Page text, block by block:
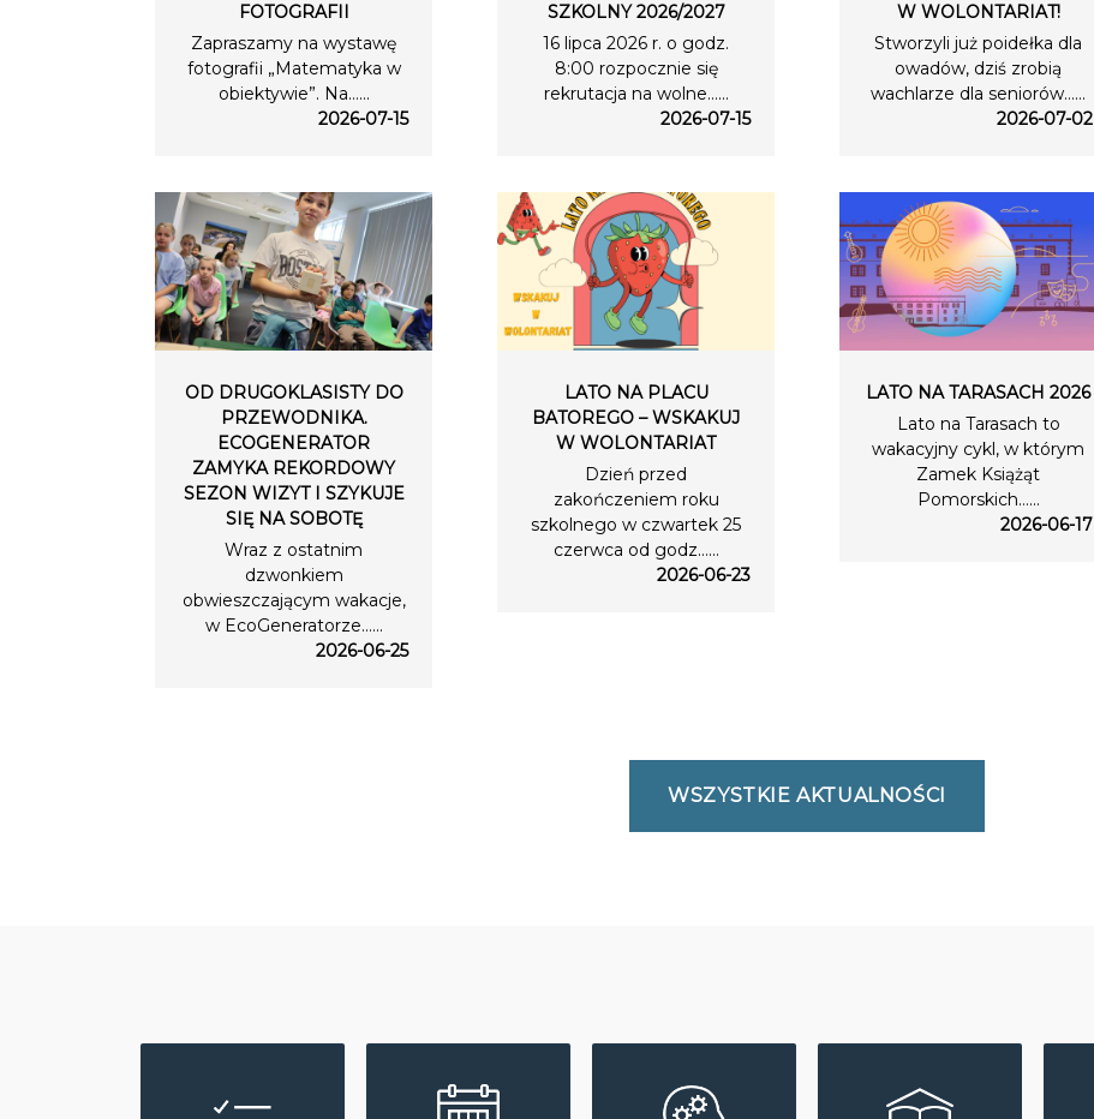
FOTOGRAFII
Zapraszamy na wystawę
fotografii „Matematyka w
obiektywie”. Na…...
2026-07-15
SZKOLNY 2026/2027
16 lipca 2026 r. o godz.
8:00 rozpocznie się
rekrutacja na wolne…...
2026-07-15
W WOLONTARIAT!
Stworzyli już poidełka dla
owadów, dziś zrobią
wachlarze dla seniorów…...
2026-07-02
OD DRUGOKLASISTY DO
PRZEWODNIKA.
ECOGENERATOR
ZAMYKA REKORDOWY
SEZON WIZYT I SZYKUJE
SIĘ NA SOBOTĘ
Wraz z ostatnim
dzwonkiem
obwieszczającym wakacje,
w EcoGeneratorze…...
2026-06-25
LATO NA PLACU
BATOREGO – WSKAKUJ
W WOLONTARIAT
Dzień przed
zakończeniem roku
szkolnego w czwartek 25
czerwca od godz…...
2026-06-23
LATO NA TARASACH 2026
Lato na Tarasach to
wakacyjny cykl, w którym
Zamek Książąt
Pomorskich…...
2026-06-17
WSZYSTKIE AKTUALNOŚCI